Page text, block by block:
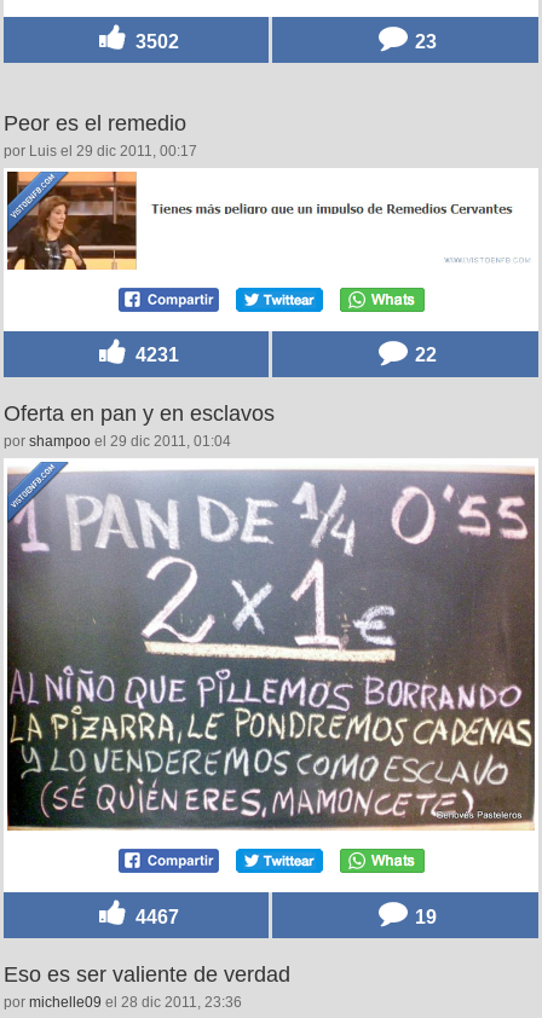
3502 23
Peor es el remedio
por Luis el 29 dic 2011, 00:17
4231 22
Oferta en pan y en esclavos
por shampoo el 29 dic 2011, 01:04
4467 19
Eso es ser valiente de verdad
por michelle09 el 28 dic 2011, 23:36